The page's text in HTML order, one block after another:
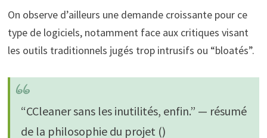
On observe d’ailleurs une demande croissante pour ce
type de logiciels, notamment face aux critiques visant
les outils traditionnels jugés trop intrusifs ou “bloatés”.
“CCleaner sans les inutilités, enfin.” — résumé
de la philosophie du projet ()